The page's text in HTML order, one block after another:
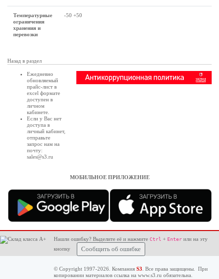
Температурные
ограничения
хранения и
перевозки
-50 +50
Назад в раздел
Ежедневно
обновляемый
прайс-лист в
excel формате
доступен в
личном
кабинете
Если у Вас нет
доступа в
личный кабинет,
отправьте
запрос нам на
почту:
sales@s3.ru
МОБИЛЬНОЕ ПРИЛОЖЕНИЕ
Нашли ошибку? Выделите её и нажмите Ctrl + Enter или на эту
кнопку
Сообщить об ошибке
© Copyright 1997-2026. Компания S3 . Все права защищены. При
копировании материалов ссылка на www.s3.ru обязательна.